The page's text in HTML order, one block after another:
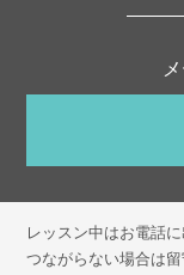
レッスン中はお電話に
つながらない場合は